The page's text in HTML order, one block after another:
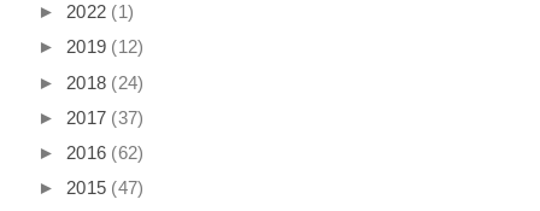
► 2022 (1)
► 2019 (12)
► 2018 (24)
► 2017 (37)
► 2016 (62)
► 2015 (47)